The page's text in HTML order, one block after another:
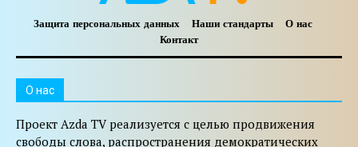
Защита персональных данных Наши стандарты
О нас
Контакт
O нас
Проект Azda TV реализуется с целью продвижения
свободы слова, распространения демократических